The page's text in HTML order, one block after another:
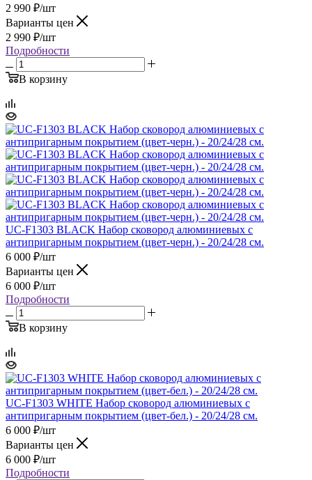
2 990 ₽/шт
Варианты цен
2 990 ₽/шт
Подробности
В корзину
UC-F1303 BLACK Набор сковород алюминиевых с
антипригарным покрытием (цвет-черн.) - 20/24/28 см.
6 000 ₽/шт
Варианты цен
6 000 ₽/шт
Подробности
В корзину
UC-F1303 WHITE Набор сковород алюминиевых с
антипригарным покрытием (цвет-бел.) - 20/24/28 см.
6 000 ₽/шт
Варианты цен
6 000 ₽/шт
Подробности